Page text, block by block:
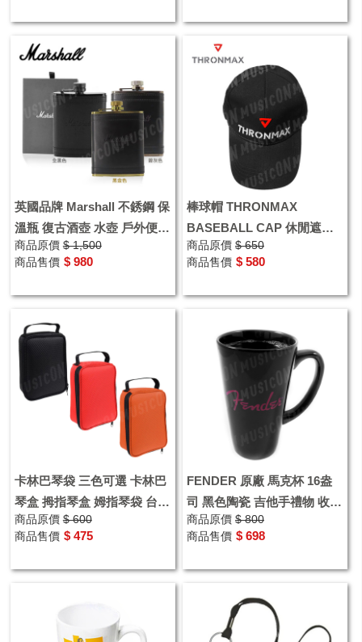
英國品牌 Marshall 不銹鋼 保
溫瓶 復古酒壺 水壺 戶外便攜
式扁酒瓶 交換禮物
商品原價 $ 1,500
商品售價 $ 980
棒球帽 THRONMAX
BASEBALL CAP 休閒遮陽
帽 音樂禮品
商品原價 $ 650
商品售價 $ 580
卡林巴琴袋 三色可選 卡林巴
琴盒 拇指琴盒 姆指琴袋 台灣
製
商品原價 $ 600
商品售價 $ 475
FENDER 原廠 馬克杯 16盎
司 黑色陶瓷 吉他手禮物 收藏
紀念 禮品
商品原價 $ 800
商品售價 $ 698